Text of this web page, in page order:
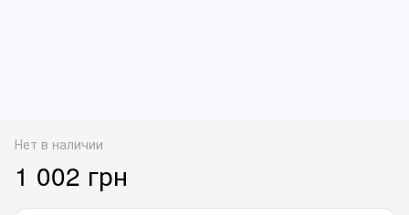
Нет в наличии
1 002 грн